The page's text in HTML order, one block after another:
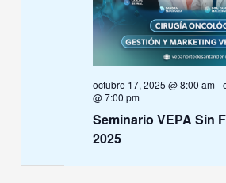
Seminario VEPA Sin
2025
octubre 17, 2025 @ 8:00 am-
@ 7:00 pm